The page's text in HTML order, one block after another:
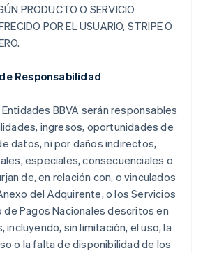
PRODUCTO O SERVICIO
POR EL USUARIO, STRIPE O
Responsabilidad
Entidades BBVA serán responsables
ingresos, oportunidades de
datos, ni por daños indirectos,
especiales, consecuenciales o
de, en relación con, o vinculados
del Adquirente, o los Servicios
Pagos Nacionales descritos en
incluyendo, sin limitación, el uso, la
o la falta de disponibilidad de los